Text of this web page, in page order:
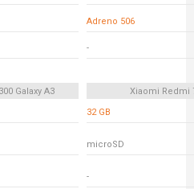
Adreno 506
-
Galaxy A3
Xiaomi Redmi
32 GB
microSD
-